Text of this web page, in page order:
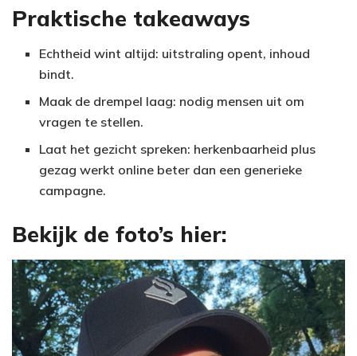
Praktische takeaways
Echtheid wint altijd: uitstraling opent, inhoud
bindt.
Maak de drempel laag: nodig mensen uit om
vragen te stellen.
Laat het gezicht spreken: herkenbaarheid plus
gezag werkt online beter dan een generieke
campagne.
Bekijk de foto’s hier: